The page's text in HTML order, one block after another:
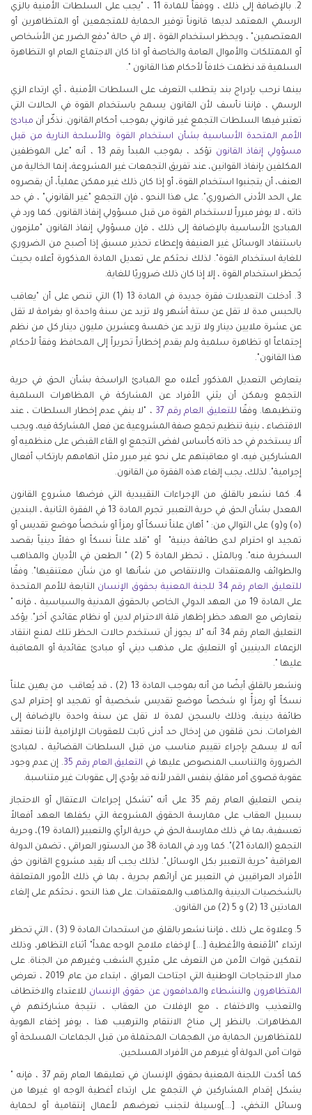
2. بالإضافة إلى ذلك ، ووفقاً للمادة 11 ، "يجب على السلطات الأمنية بالزي
الرسمي المعتمد لديها قانوناً توفير الحماية للمتجمعين أو المتظاهرين أو
المعتصمين" ، ويحظر استخدام القوة ، إلا في حالة "دفع الضرر عن الأشخاص
أو الممتلكات والأموال العامة والخاصة أو اذا كان الاجتماع العام او التظاهرة
السلمية قد نظمت خلافاً لأحكام هذا القانون ".
بينما نرحب بإدراج بند يتطلب التعرف على السلطات الأمنية ، أي ارتداء الزي
الرسمي ، فإننا نأسف لأن القانون يسمح باستخدام القوة في الحالات التي
تعتبر فيها السلطات التجمع غير قانوني بموجب أحكام القانون. نذكّر أن مبادئ
الأمم المتحدة الأساسية بشأن استخدام القوة والأسلحة النارية من قبل
مسؤولي إنفاذ القانون
تؤكد ، بموجب المبدأ رقم 13 ، أنه "على الموظفين
المكلفين بإنفاذ القوانين، عند تفريق التجمعات غير المشروعة، إنما الخالية من
العنف، أن يتجنبوا استخدام القوة، أو إذا كان ذلك غير ممكن عملياً، أن يقصروه
على الحد الأدنى الضروري". على هذا النحو ، فإن التجمع "غير القانوني" ، في حد
ذاته ، لا يوفر مبرراً لاستخدام القوة من قبل مسؤولي إنفاذ القانون. كما ورد في
المبادئ الأساسية بالإضافة إلى ذلك ، فإن مسؤولي إنفاذ القانون "ملزمون
باستنفاد الوسائل غير العنيفة وإعطاء تحذير مسبق إذا أصبح من الضروري
للغاية استخدام القوة". لذلك نحثكم على تعديل المادة المذكورة أعلاه بحيث
يُحظر استخدام القوة ، إلا إذا كان ذلك ضروريًا للغاية.
3. أدخلت التعديلات فقرة جديدة في المادة 13 (1) التي تنص على أن "يعاقب
بالحبس مدة لا تقل عن ستة أشهر ولا تزيد عن سنة واحدة او بغرامة لا تقل
عن عشرة ملايين دينار ولا تزيد عن خمسة وعشرين مليون دينار كل من نظم
إجتماعاً او تظاهرة سلمية ولم يقدم إخطاراً تحريراً إلى المحافظ وفقاً لأحكام
هذا القانون".
يتعارض التعديل المذكور أعلاه مع المبادئ الراسخة بشأن الحق في حرية
التجمع ويمكن أن يثني الأفراد عن المشاركة في المظاهرات السلمية
وتنظيمها. وفقًا للتعليق العام رقم37
، "لا ينفي عدم إخطار السلطات ، عند
الاقتضاء ، بنية تنظيم تجمع صفة المشروعية عن فعل المشاركة فيه، ويجب
ألا يستخدم في حد ذاته كأساس لفض التجمع او القاء القبض على منظميه أو
المشاركين فيه، او معاقبتهم على نحو غير مبرر مثل اتهامهم بارتكاب أفعال
إجرامية". لذلك، يجب إلغاء هذه الفقرة من القانون.
4. كما نشعر بالقلق من الإجراءات التقييدية التي فرضها مشروع القانون
المعدل بشأن الحق في حرية التعبير. تجرم المادة 13 في الفقرة الثانية ، البندين
(ه) و(و) على التوالي من: " أهان علناً نسكاً أو رمزاً أو شخصاُ موضع تقديس أو
تمجيد او احترام لدى طائفة دينية" أو "قلد علناً نسكاً او حفلاً دينياً بقصد
السخرية منه". وبالمثل ، تحظر المادة 5 (2) " الطعن في الأديان والمذاهب
والطوائف والمعتقدات والانتقاص من شأنها او من شأن معتنقيها". وفقًا
للتعليق العام رقم34 للجنة المعنية بحقوق الإنسان التابعة للأمم المتحدة
على المادة 19 من العهد الدولي الخاص بالحقوق المدنية والسياسية ، فإنه "
يتعارض مع العهد حظر إظهار قلة الاحترام لدين أو نظام عقائدي آخر". يؤكد
التعليق العام رقم 34 أنه "لا يجوز أن تستخدم حالات الحظر تلك لمنع انتقاد
الزعماء الدينيين أو التعليق على مذهب ديني أو مبادئ عقائدية أو المعاقبة
عليها ".
ونشعر بالقلق أيضًا من أنه بموجب المادة 13 (2) ، قد يُعاقب من يهين علناً
نسكاً أو رمزأً او شخصاً موضع تقديس شخصية أو تمجيد او إحترام لدى
طائفة دينية، وذلك بالسجن لمدة لا تقل عن سنة واحدة بالإضافة إلى
الغرامات. نحن قلقون من إدخال حد أدنى ثابت للعقوبات الإلزامية لأننا نعتقد
أنه لا يسمح بإجراء تقييم مناسب من قبل السلطات القضائية ، لمبادئ
الضرورة والتناسب المنصوص عليها في التعليق العام رقم
. إن عدم وجود
عقوبة قصوى أمر مقلق بنفس القدر لأنه قد يؤدي إلى عقوبات غير متناسبة.
ينص التعليق العام رقم 35 على أنه "تشكل إجراءات الاعتقال أو الاحتجاز
بسبيل العقاب على ممارسة الحقوق المشروعة التي يكفلها العهد أفعالاً
تعسفية، بما في ذلك ممارسة الحق في حرية الرأي والتعبير (المادة 19)، وحرية
التجمع (المادة 21)". كما ورد في المادة 38 من الدستور العراقي ، تضمن الدولة
العراقية "حرية التعبير بكل الوسائل". لذلك يجب ألا يقيد مشروع القانون حق
الأفراد العراقيين في التعبير عن آرائهم بحرية ، بما في ذلك الأمور المتعلقة
بالشخصيات الدينية والمذاهب والمعتقدات. على هذا النحو ، نحثكم على إلغاء
المادتين 13 (2) و 5 (2) من القانون.
5. وعلاوة على ذلك ، فإننا نشعر بالقلق من استحداث المادة 9 (3) ، التي تحظر
ارتداء "الأقنعة والأغطية [...] لإخفاء ملامح الوجه عمداً" أثناء التظاهر، وذلك
لتمكين قوات الأمن من التعرف على مثيري الشغب وغيرهم من الجناة. على
مدار الاحتجاجات الوطنية التي اجتاحت العراق ، ابتداء من عام 2019 ، تعرض
المتظاهرون والنشطاء والمدافعون عن حقوق الإنسان للاعتداء والاختطاف
والتعذيب والاختفاء ، مع الإفلات من العقاب ، نتيجة مشاركتهم في
المظاهرات. بالنظر إلى مناخ الانتقام والترهيب هذا ، يوفر إخفاء الهوية
للمتظاهرين الحماية من الهجمات المحتملة من قبل الجماعات المسلحة أو
قوات أمن الدولة أو غيرهم من الأفراد المسلحين.
كما أكدت اللجنة المعنية بحقوق الإنسان في تعليقها العام رقم 37 ، فإنه "
يشكل إقدام المشاركين في التجمع على ارتداء أغطية الوجه او غيرها من
وسائل التخفي، [...]وسيلة لتجنب تعرضهم لأعمال إنتقامية أو لحماية